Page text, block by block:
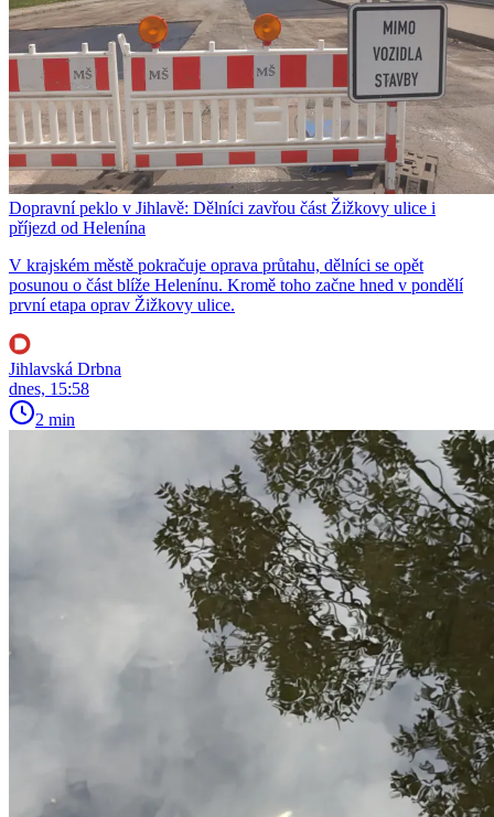
Dopravní peklo v Jihlavě: Dělníci zavřou část Žižkovy ulice i
příjezd od Helenína
V krajském městě pokračuje oprava průtahu, dělníci se opět
posunou o část blíže Helenínu. Kromě toho začne hned v pondělí
první etapa oprav Žižkovy ulice.
Jihlavská Drbna
dnes, 15:58
2 min